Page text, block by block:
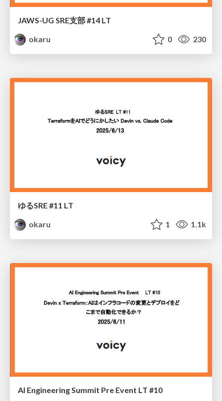
JAWS-UG SRE支部 #14 LT
okaru
0 230
ゆるSRE #11 LT
okaru
1 1.1k
AI Engineering Summit Pre Event LT #10